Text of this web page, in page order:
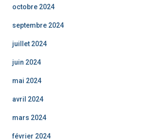
octobre 2024
septembre 2024
juillet 2024
juin 2024
mai 2024
avril 2024
mars 2024
février 2024